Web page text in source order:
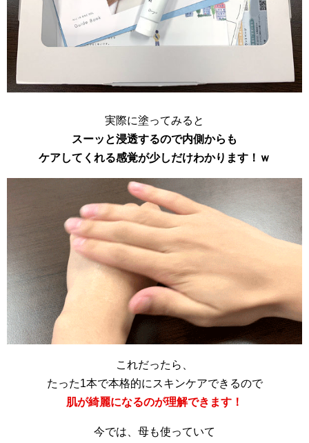
実際に塗ってみると
スーッと浸透するので内側からも
ケアしてくれる感覚が少しだけわかります！ｗ
これだったら、
たった1本で本格的にスキンケアできるので
肌が綺麗になるのが理解できます！
今では、母も使っていて